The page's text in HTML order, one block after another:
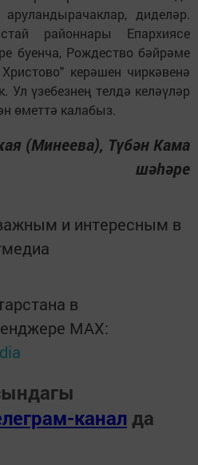
диделәр.
районнары Епархиясе
буенча, Рождество бәйрәме
керәшен чиркәвенә
Ул үзебезнең телдә келәүләр
өметтә калабыз.
(Минеева), Түбән Кама
шәһәре
и интересным в
в
MАХ:
канал да